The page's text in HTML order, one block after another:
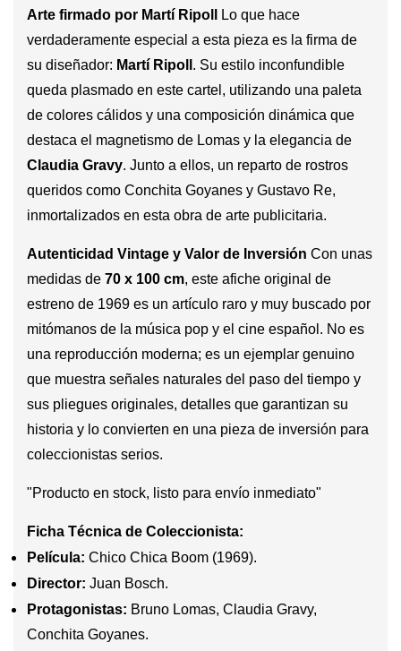
Arte firmado por Martí Ripoll
Lo que hace
verdaderamente especial a esta pieza es la firma de
su diseñador: Martí Ripoll . Su estilo inconfundible
queda plasmado en este cartel, utilizando una paleta
de colores cálidos y una composición dinámica que
destaca el magnetismo de Lomas y la elegancia de
Claudia Gravy. Junto a ellos, un reparto de rostros
queridos como Conchita Goyanes y Gustavo Re,
inmortalizados en esta obra de arte publicitaria.
Autenticidad Vintage y Valor de Inversión Con unas
medidas de 70 x 100 cm, este afiche original de
estreno de 1969 es un artículo raro y muy buscado por
mitómanos de la música pop y el cine español. No es
una reproducción moderna; es un ejemplar genuino
que muestra señales naturales del paso del tiempo y
sus pliegues originales, detalles que garantizan su
historia y lo convierten en una pieza de inversión para
coleccionistas serios.
"Producto en stock, listo para envío inmediato"
Ficha Técnica de Coleccionista:
Película: Chico Chica Boom (1969).
Director: Juan Bosch.
Protagonistas: Bruno Lomas, Claudia Gravy,
Conchita Goyanes.